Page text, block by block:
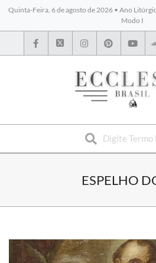
Quinta-Feira, 6 de agosto de 2026 • Ano
Modo I
BYBLOS
ESPELHO